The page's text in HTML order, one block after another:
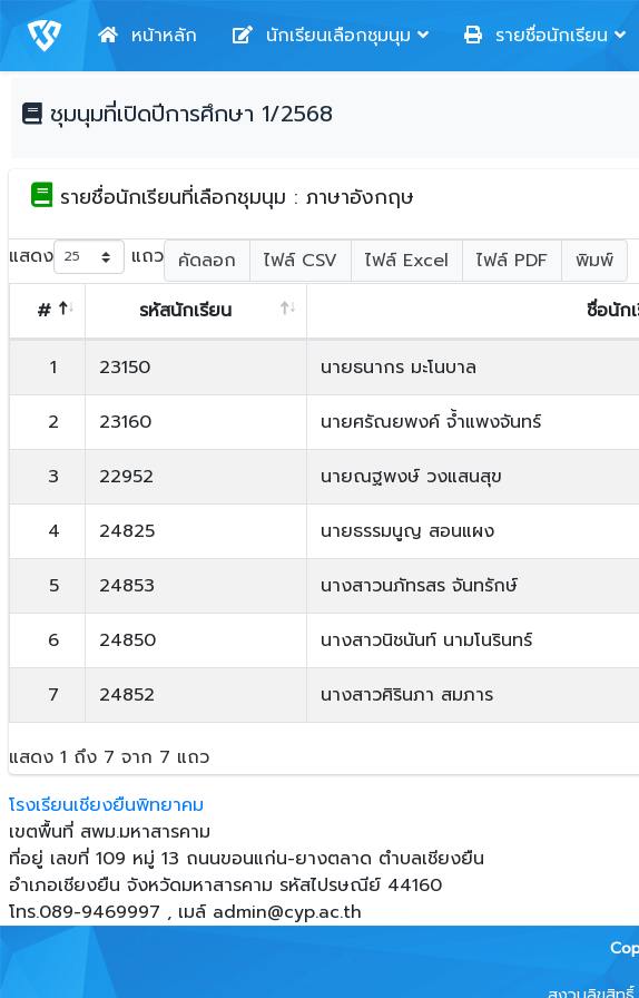
หน้าหลัก นักเรียนเลือกชุมนุม รายชื่อนักเรียน
ชุมนุมที่เปิดปีการศึกษา 1/2568
รายชื่อนักเรียนที่เลือกชุมนุม : ภาษาอังกฤษ
แสดง แถว คัดลอก ไฟล์ CSV ไฟล์ Excel ไฟล์ PDF พิมพ์
# รหัสนักเรียน ชื่อนัก
1 23150 นายธนากร มะโนบาล
2 23160 นายศรัณยพงค์ จ้ำแพงจันทร์
3 22952 นายณฐพงษ์ วงแสนสุข
4 24825 นายธรรมนูญ สอนแผง
5 24853 นางสาวนภัทรสร จันทรักษ์
6 24850 นางสาวนิชนันท์ นามโนรินทร์
7 24852 นางสาวศิรินภา สมภาร
แสดง 1 ถึง 7 จาก 7 แถว
โรงเรียนเชียงยืนพิทยาคม
เขตพื้นที่ สพม.มหาสารคาม
ที่อยู่ เลขที่ 109 หมู่ 13 ถนนขอนแก่น-ยางตลาด ตําบลเชียงยืน
อําเภอเชียงยืน จังหวัดมหาสารคาม รหัสไปรษณีย์ 44160
โทร.089-9469997 , เมล์ admin@cyp.ac.th